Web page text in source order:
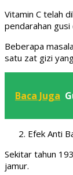
Vitamin C telah
pendarahan
Beberapa
satu zat gizi
Baca Juga
Efek Anti
Sekitar tahun
jamur.